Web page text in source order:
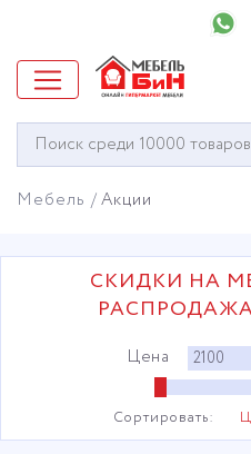
Окно
поиска
Мебель Акции
СКИДКИ НА
Цена
Сортировать: